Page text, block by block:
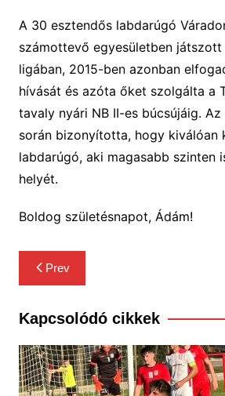
A 30 esztendős labdarúgó
számottevő egyesületben játszott
ligában, 2015-ben azonban
hívását és azóta őket szolgálta a
tavaly nyári NB II-es búcsújáig.
során bizonyította, hogy kiválóan
labdarúgó, aki magasabb szinten
helyét.
Boldog születésnapot, Ádám!
Bejegyzés
navigáció
Prev
Kapcsolódó cikkek